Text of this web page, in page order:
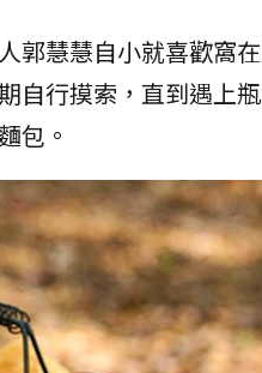
郭慧慧自小就喜歡窩
自行摸索，直到遇上
包。